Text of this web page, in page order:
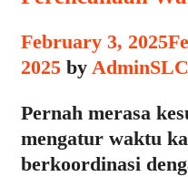
February 3, 2025
2025 by AdminSLC
Pernah merasa
mengatur waktu
berkoordinasi